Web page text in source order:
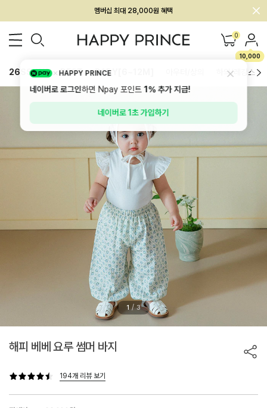
회원전용 아울렛, 가입하면 ~60% 할인!
멤버십 최대 28,000원 혜택 0
10,000
26SS 신상 BEST BABY[6~12M] 하의/레깅스
1 / 3
해피 베베 요루 썸머 바지
194개 리뷰 보기
HAPPY PRINCE
네이버로 로그인하면 Npay 포인트1%추가 지급!
네이버로 1초 가입하기